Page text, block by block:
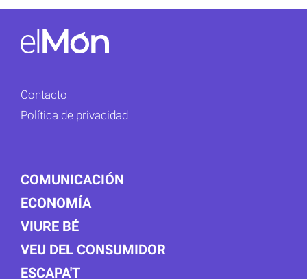
Contacto
Política de privacidad
COMUNICACIÓN
ECONOMÍA
VIURE BÉ
VEU DEL CONSUMIDOR
ESCAPA'T